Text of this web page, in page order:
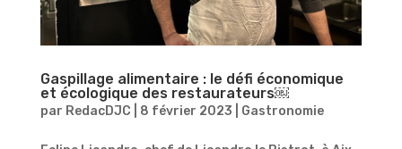
Gaspillage alimentaire : le défi économique
et écologique des restaurateurs￼
par RedacDJC 8 février 2023 Gastronomie